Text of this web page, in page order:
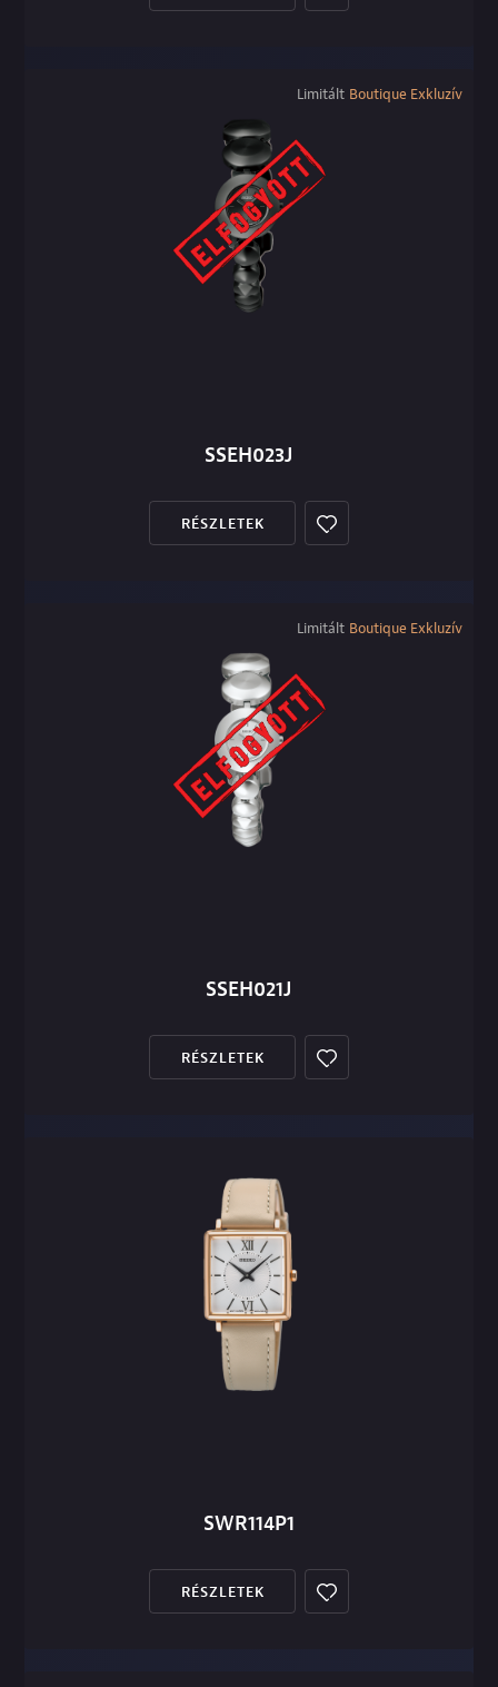
Limitált Boutique Exkluzív
SSEH023J
RÉSZLETEK
Limitált Boutique Exkluzív
SSEH021J
RÉSZLETEK
SWR114P1
RÉSZLETEK